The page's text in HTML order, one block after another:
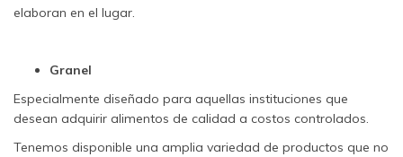
elaboran en el lugar.
Granel
Especialmente diseñado para aquellas instituciones que
desean adquirir alimentos de calidad a costos controlados.
Tenemos disponible una amplia variedad de productos que no